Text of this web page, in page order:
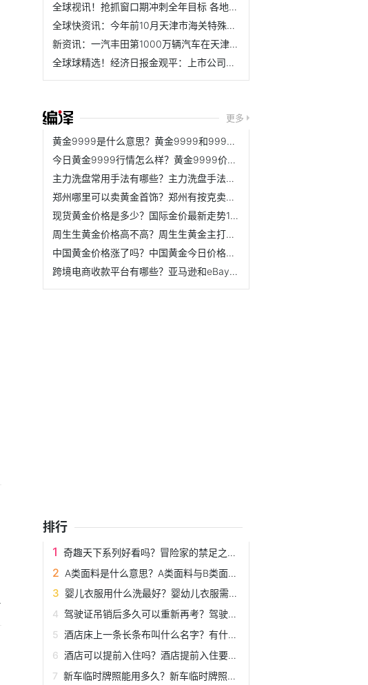
全球视讯！抢抓窗口期冲刺全年目标 各地多箭齐发稳增长
全球快资讯：今年前10月天津市海关特殊监管区域进出口总值超2...
新资讯：一汽丰田第1000万辆汽车在天津下线
全球球精选！经济日报金观平：上市公司要扛起企业治理责任担当
更多
黄金9999是什么意思？黄金9999和999区别有哪些？
今日黄金9999行情怎么样？黄金9999价格是多少？
主力洗盘常用手法有哪些？主力洗盘手法介绍
郑州哪里可以卖黄金首饰？郑州有按克卖的金店吗？
现货黄金价格是多少？国际金价最新走势11月17日
周生生黄金价格高不高？周生生黄金主打产品是哪些？
中国黄金价格涨了吗？中国黄金今日价格是多少？
跨境电商收款平台有哪些？亚马逊和eBay两个平台选择哪个合适？
排行
奇趣天下系列好看吗？冒险家的禁足之地指的是什么地方？
A类面料是什么意思？A类面料与B类面料的区别是什么？
婴儿衣服用什么洗最好？婴幼儿衣服需要消毒吗？
驾驶证吊销后多久可以重新再考？驾驶证吊销之后重新考哪些科目？
酒店床上一条长条布叫什么名字？有什么作用？
酒店可以提前入住吗？酒店提前入住要加钱吗？
新车临时牌照能用多久？新车临时牌照能上高速吗？